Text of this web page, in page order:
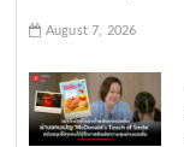
August 7, 2026